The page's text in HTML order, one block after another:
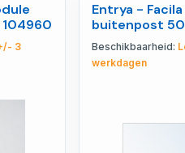
104960
3
Entrya -
buitenpost
104469
Beschikbaarheid:
werkdagen